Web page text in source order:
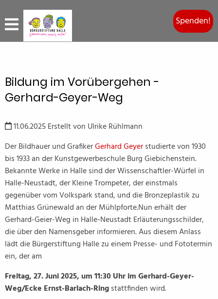
Spenden!
Bildung im Vorübergehen -
Gerhard-Geyer-Weg
11.06.2025Erstellt von Ulrike Rühlmann
Der Bildhauer und GrafikerGerhard Geyerstudierte von 1930
bis 1933 an der Kunstgewerbeschule Burg Giebichenstein.
Bekannte Werke in Halle sind der Wissenschaftler-Würfel in
Halle-Neustadt, der Kleine Trompeter, der einstmals
gegenüber vom Volkspark stand, und die Bronzeplastik zu
Matthias Grünewald an der Mühlpforte.Nun erhält der
Gerhard-Geier-Weg in Halle-Neustadt Erläuterungsschilder,
die über den Namensgeber informieren. Aus diesem Anlass
lädt die Bürgerstiftung Halle zu einem Presse- und Fototermin
ein, der am
Freitag, 27. Juni 2025, um 11:30 Uhr im Gerhard-Geyer-
Weg/Ecke Ernst-Barlach-Ringstattfinden wird.